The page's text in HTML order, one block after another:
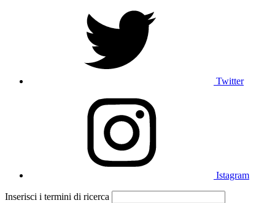
Twitter
Istagram
Inserisci i termini di ricerca